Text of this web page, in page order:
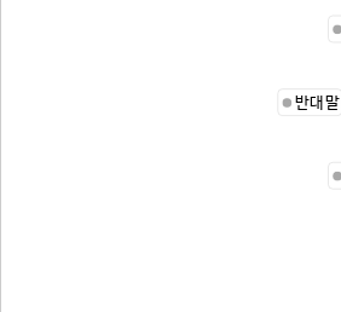
반대말